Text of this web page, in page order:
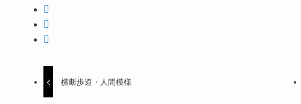
横断歩道・人間模様